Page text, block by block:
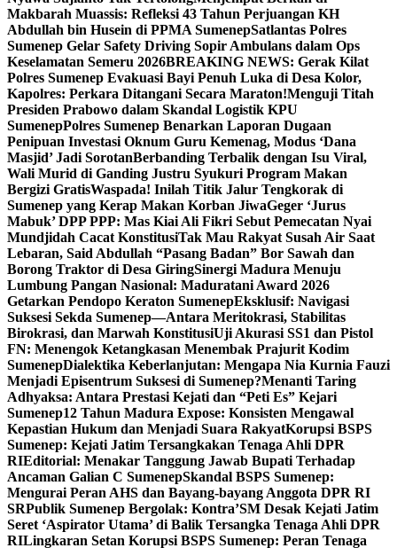
Makbarah Muassis: Refleksi 43 Tahun Perjuangan KH
Abdullah bin Husein di PPMA SumenepSatlantas Polres
Sumenep Gelar Safety Driving Sopir Ambulans dalam Ops
Keselamatan Semeru 2026BREAKING NEWS: Gerak Kilat
Polres Sumenep Evakuasi Bayi Penuh Luka di Desa Kolor,
Kapolres: Perkara Ditangani Secara Maraton!Menguji Titah
Presiden Prabowo dalam Skandal Logistik KPU
SumenepPolres Sumenep Benarkan Laporan Dugaan
Penipuan Investasi Oknum Guru Kemenag, Modus ‘Dana
Masjid’ Jadi SorotanBerbanding Terbalik dengan Isu Viral,
Wali Murid di Ganding Justru Syukuri Program Makan
Bergizi GratisWaspada! Inilah Titik Jalur Tengkorak di
Sumenep yang Kerap Makan Korban JiwaGeger ‘Jurus
Mabuk’ DPP PPP: Mas Kiai Ali Fikri Sebut Pemecatan Nyai
Mundjidah Cacat KonstitusiTak Mau Rakyat Susah Air Saat
Lebaran, Said Abdullah “Pasang Badan” Bor Sawah dan
Borong Traktor di Desa GiringSinergi Madura Menuju
Lumbung Pangan Nasional: Maduratani Award 2026
Getarkan Pendopo Keraton SumenepEksklusif: Navigasi
Suksesi Sekda Sumenep—Antara Meritokrasi, Stabilitas
Birokrasi, dan Marwah KonstitusiUji Akurasi SS1 dan Pistol
FN: Menengok Ketangkasan Menembak Prajurit Kodim
SumenepDialektika Keberlanjutan: Mengapa Nia Kurnia Fauzi
Menjadi Episentrum Suksesi di Sumenep?Menanti Taring
Adhyaksa: Antara Prestasi Kejati dan “Peti Es” Kejari
Sumenep12 Tahun Madura Expose: Konsisten Mengawal
Kepastian Hukum dan Menjadi Suara RakyatKorupsi BSPS
Sumenep: Kejati Jatim Tersangkakan Tenaga Ahli DPR
RIEditorial: Menakar Tanggung Jawab Bupati Terhadap
Ancaman Galian C SumenepSkandal BSPS Sumenep:
Mengurai Peran AHS dan Bayang-bayang Anggota DPR RI
SRPublik Sumenep Bergolak: Kontra’SM Desak Kejati Jatim
Seret ‘Aspirator Utama’ di Balik Tersangka Tenaga Ahli DPR
RILingkaran Setan Korupsi BSPS Sumenep: Peran Tenaga